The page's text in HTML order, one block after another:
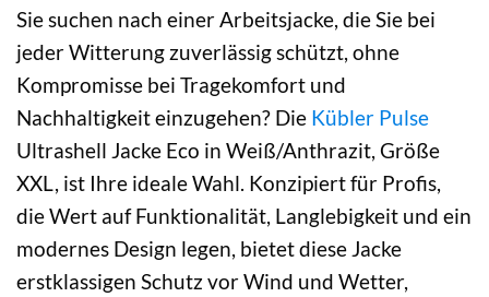
Sie suchen nach einer Arbeitsjacke, die Sie bei
jeder Witterung zuverlässig schützt, ohne
Kompromisse bei Tragekomfort und
Nachhaltigkeit einzugehen? Die Kübler Pulse
Ultrashell Jacke Eco in Weiß/Anthrazit, Größe
XXL, ist Ihre ideale Wahl. Konzipiert für Profis,
die Wert auf Funktionalität, Langlebigkeit und ein
modernes Design legen, bietet diese Jacke
erstklassigen Schutz vor Wind und Wetter,